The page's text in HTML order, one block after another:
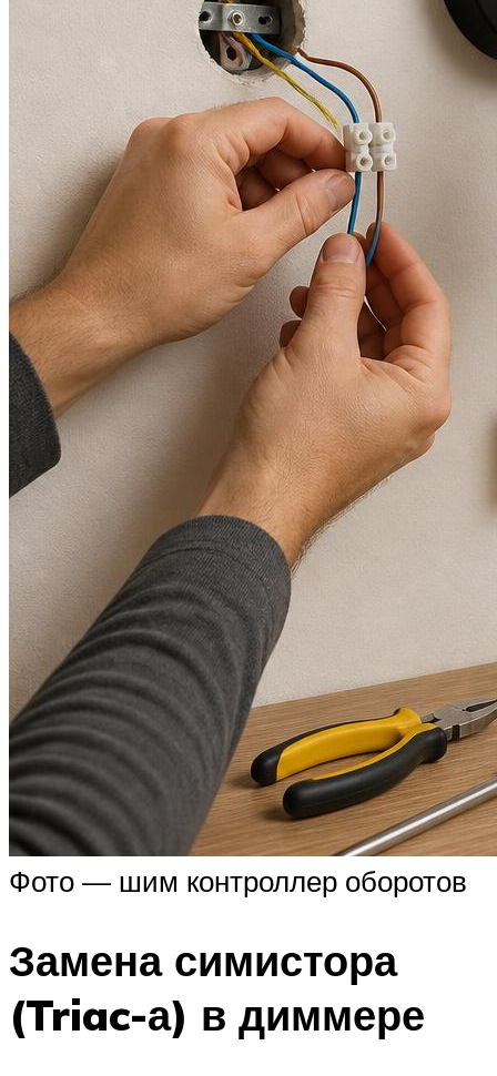
Фото — шим контроллер оборотов
Замена симистора
(Triac-а) в диммере